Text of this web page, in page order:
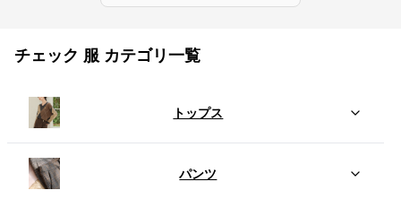
チェック 服 カテゴリ一覧
トップス
パンツ